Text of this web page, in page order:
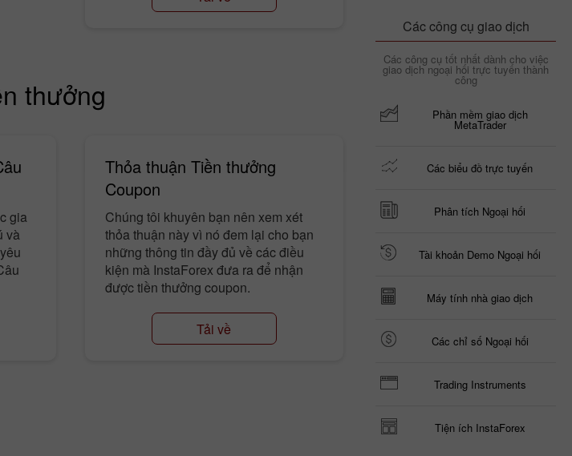
thưởng
gia
và
Thỏa thuận Tiền thưởng
Coupon
Chúng tôi khuyên bạn nên xem xét
thỏa thuận này vì nó đem lại cho bạn
những thông tin đầy đủ về các điều
kiện mà InstaForex đưa ra để nhận
được tiền thưởng coupon.
Tải về
Các công cụ giao dịch
Các công cụ tốt nhất dành cho việc
giao dịch ngoại hối trực tuyến thành
công
Phần mềm giao dịch
MetaTrader
Các biểu đồ trực tuyến
Phân tích Ngoại hối
Tài khoản Demo Ngoại hối
Máy tính nhà giao dịch
Các chỉ số Ngoại hối
Trading Instruments
Tiện ích InstaForex